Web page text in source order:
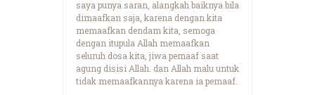
saya punya saran, alangkah baiknya bila
dimaafkan saja, karena dengan kita
memaafkan dendam kita, semoga
dengan itupula Allah memaafkan
seluruh dosa kita, jiwa pemaaf saat
agung disisi Allah. dan Allah malu untuk
tidak memaafkannya karena ia pemaaf.